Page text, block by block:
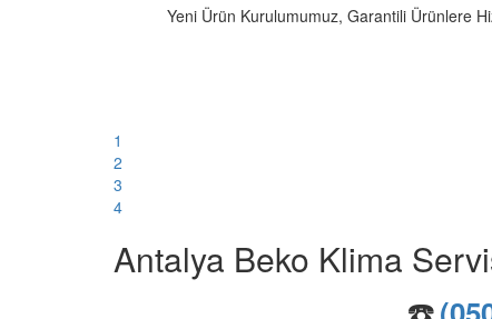
Yeni Ürün Kurulumumuz, Garantili Ürünlere
1
2
3
4
Antalya Beko Klima